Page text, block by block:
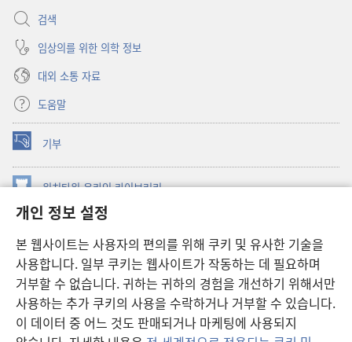
개인 정보 설정
본 웹사이트는 사용자의 편의를 위해 쿠키 및 유사한 기술을
사용합니다. 일부 쿠키는 웹사이트가 작동하는 데 필요하며
거부할 수 없습니다. 귀하는 귀하의 경험을 개선하기 위해서만
사용하는 추가 쿠키의 사용을 수락하거나 거부할 수 있습니다.
이 데이터 중 어느 것도 판매되거나 마케팅에 사용되지
검색
임상의를 위한 의학 정보
대외 소통 자료
도움말
기부
(새로운
창
열기) 워치타워 온라인 라이브러리
창
JW Hub ®
창
열기) JW 라이브러리
워치타워 라이브러리